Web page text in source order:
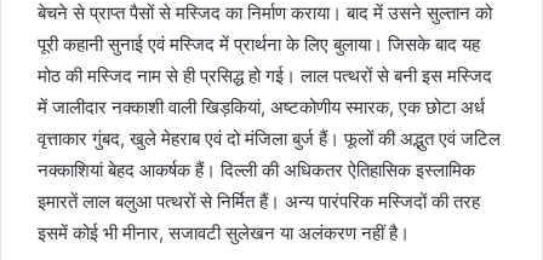
बेचने से प्राप्त पैसों से मस्जिद का निर्माण कराया। बाद में उसने सुल्तान को
पूरी कहानी सुनाई एवं मस्जिद में प्रार्थना के लिए बुलाया। जिसके बाद यह
मोठ की मस्जिद नाम से ही प्रसिद्ध हो गई। लाल पत्थरों से बनी इस मस्जिद
में जालीदार नक्काशी वाली खिड़कियां, अष्टकोणीय स्मारक, एक छोटा अर्ध
वृत्ताकार गुंबद, खुले मेहराब एवं दो मंजिला बुर्ज हैं। फूलों की अद्भुत एवं जटिल
नक्काशियां बेहद आकर्षक हैं। दिल्ली की अधिकतर ऐतिहासिक इस्लामिक
इमारतें लाल बलुआ पत्थरों से निर्मित हैं। अन्य पारंपरिक मस्जिदों की तरह
इसमें कोई भी मीनार, सजावटी सुलेखन या अलंकरण नहीं है।